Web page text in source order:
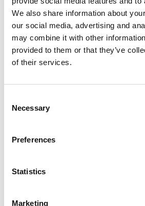
We also share information about
our social media, advertising and
may combine it with other
provided to them or that they’ve
of their services.
Selection
Necessary
Preferences
Statistics
Marketing